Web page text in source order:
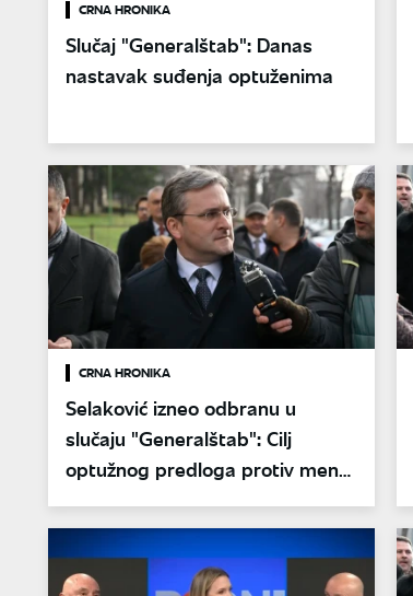
CRNA HRONIKA
Slučaj "Generalštab": Danas
nastavak suđenja optuženima
CRNA HRONIKA
Selaković izneo odbranu u
slučaju "Generalštab": Cilj
optužnog predloga protiv mene
diskreditacija organa vlasti